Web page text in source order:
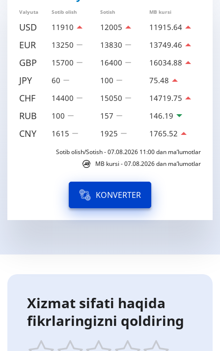
Valyuta Sotib olish Sotish MB kursi
USD 11910 12005 11915.64
EUR 13250 13830 13749.46
GBP 15700 16400 16034.88
JPY 60 100 75.48
CHF 14400 15050 14719.75
RUB 100 157 146.19
CNY 1615 1925 1765.52
Sotib olish/Sotish - 07.08.2026 11:00 dan ma’lumotlar
MB kursi - 07.08.2026 dan ma’lumotlar
KONVERTER
Xizmat sifati haqida
fikrlaringizni qoldiring